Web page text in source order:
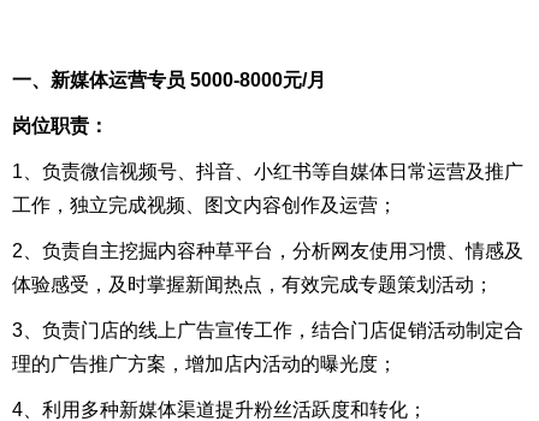
一、新媒体运营专员 5000-8000元/月
岗位职责：
1、负责微信视频号、抖音、小红书等自媒体日常运营及推广
工作，独立完成视频、图文内容创作及运营；
2、负责自主挖掘内容种草平台，分析网友使用习惯、情感及
体验感受，及时掌握新闻热点，有效完成专题策划活动；
3、负责门店的线上广告宣传工作，结合门店促销活动制定合
理的广告推广方案，增加店内活动的曝光度；
4、利用多种新媒体渠道提升粉丝活跃度和转化；